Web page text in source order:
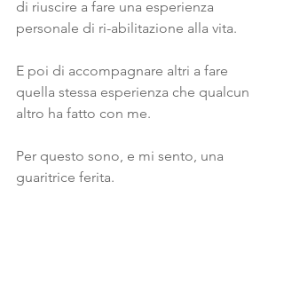
di riuscire a fare una esperienza
personale di ri-abilitazione alla vita.
E poi di accompagnare altri a fare
quella stessa esperienza che qualcun
altro ha fatto con me.
Per questo sono, e mi sento, una
guaritrice ferita.